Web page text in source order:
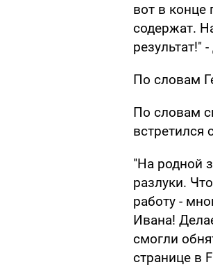
вот в конце
содержат.
результат!"
По словам
По словам
встретился
"На родной
разлуки.
работу -
Ивана!
смогли
странице в